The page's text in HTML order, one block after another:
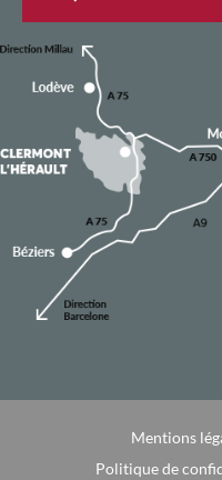
Mentions
Politique de